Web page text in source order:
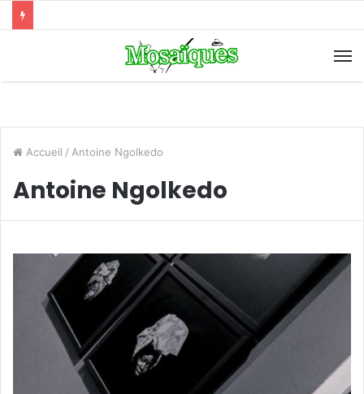
Accueil / Antoine Ngolkedo
Antoine Ngolkedo